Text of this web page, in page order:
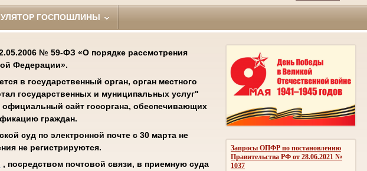
ГОСПОШЛИНЫ
Запросы ОПФР по постановлению
Правительства РФ от 28.06.2021 №
1037
№ 59-ФЗ «О порядке рассмотрения
Федерации».
в государственный орган, орган местного
государственных и муниципальных услуг"
сайт госоргана, обеспечивающих
граждан.
суд по электронной почте с 30 марта не
не регистрируются.
, посредством почтовой связи, в приемную суда